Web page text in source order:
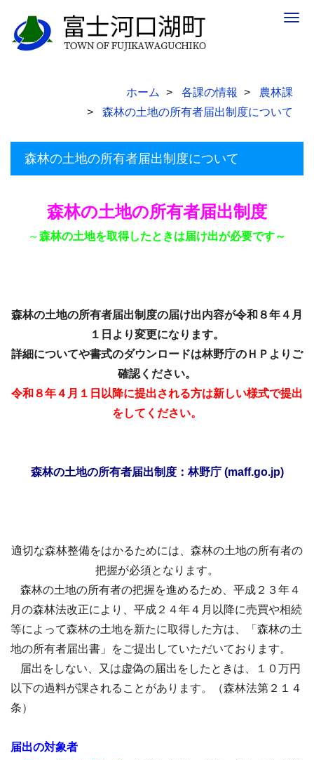
ホーム 各課の情報
農林課
森林の土地の所有者届出制度について
森林の土地の所有者届出制度について
森林の土地の所有者届出制度
～森林の土地を取得したときは届け出が必要です～
森林の土地の所有者届出制度の届け出内容が令和８年４月
１日より変更になります。
詳細についてや書式のダウンロードは林野庁のＨＰよりご
確認ください。
令和８年４月１日以降に提出される方は新しい様式で提出
をしてください。
森林の土地の所有者届出制度：林野庁 (maff.go.jp)
適切な森林整備をはかるためには、森林の土地の所有者の
把握が必須となります。
森林の土地の所有者の把握を進めるため、平成２３年４
月の森林法改正により、平成２４年４月以降に売買や相続
等によって森林の土地を新たに取得した方は、「森林の土
地の所有者届出書」をご提出していただいております。
届出をしない、又は虚偽の届出をしたときは、１０万円
以下の過料が課されることがあります。（森林法第２１４
条）
届出の対象者